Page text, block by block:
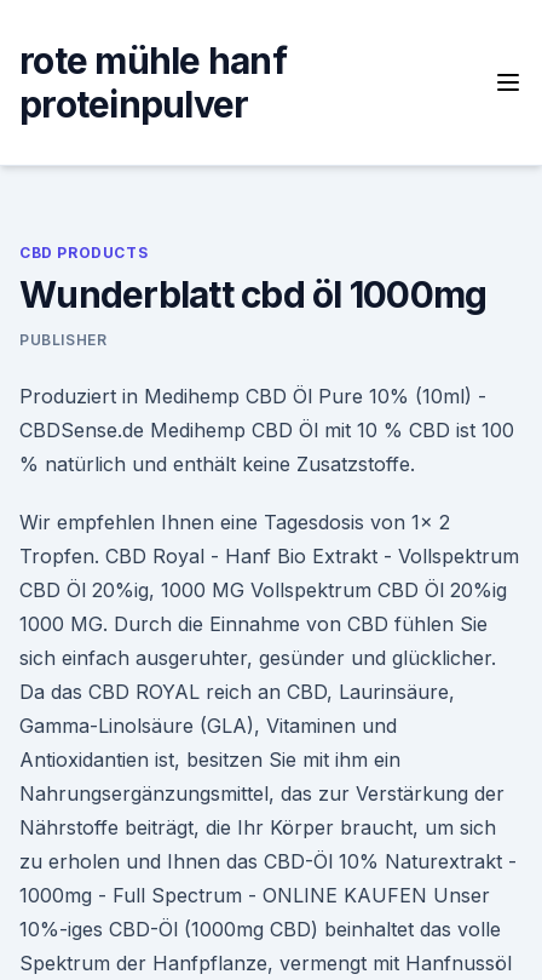
content
rote mühle hanf
proteinpulver
CBD PRODUCTS
Wunderblatt cbd öl 1000mg
PUBLISHER
Produziert in Medihemp CBD Öl Pure 10% (10ml) -
CBDSense.de Medihemp CBD Öl mit 10 % CBD ist 100
% natürlich und enthält keine Zusatzstoffe.
Wir empfehlen Ihnen eine Tagesdosis von 1x 2
Tropfen. CBD Royal - Hanf Bio Extrakt - Vollspektrum
CBD Öl 20%ig, 1000 MG Vollspektrum CBD Öl 20%ig
1000 MG. Durch die Einnahme von CBD fühlen Sie
sich einfach ausgeruhter, gesünder und glücklicher.
Da das CBD ROYAL reich an CBD, Laurinsäure,
Gamma-Linolsäure (GLA), Vitaminen und
Antioxidantien ist, besitzen Sie mit ihm ein
Nahrungsergänzungsmittel, das zur Verstärkung der
Nährstoffe beiträgt, die Ihr Körper braucht, um sich
zu erholen und Ihnen das CBD-Öl 10% Naturextrakt -
1000mg - Full Spectrum - ONLINE KAUFEN Unser
10%-iges CBD-Öl (1000mg CBD) beinhaltet das volle
Spektrum der Hanfpflanze, vermengt mit Hanfnussöl